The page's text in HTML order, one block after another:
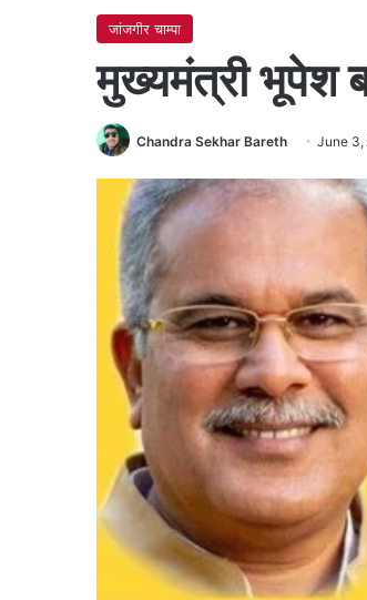
जांजगीर चाम्पा
मुख्यमंत्री भूपेश
Chandra Sekhar Bareth June 3,